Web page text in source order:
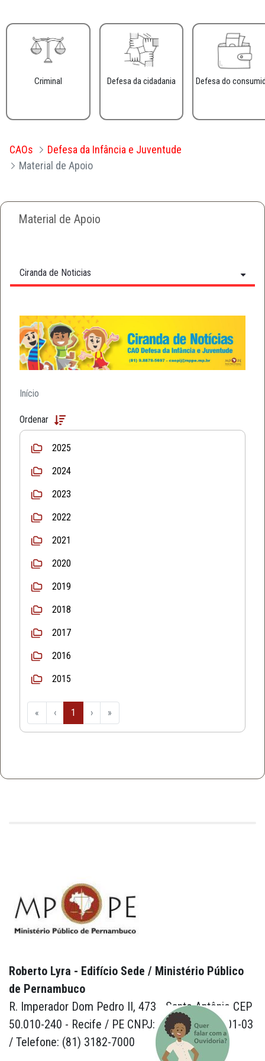
Criminal Defesa da cidadania Defesa do
CAOs
Defesa da Infância e Juventude
Material de Apoio
Material de Apoio
Ciranda de Noticias
Início
Ordenar
2025
2024
2023
2022
2021
2020
2019
2018
2017
2016
2015
« ‹ 1 › »
Roberto Lyra - Edifício Sede / Ministério Público
de Pernambuco
R. Imperador Dom Pedro II, 473 - Santo Antônio CEP
50.010-240 - Recife / PE CNPJ: 24.417.065/0001-03
/ Telefone: (81) 3182-7000